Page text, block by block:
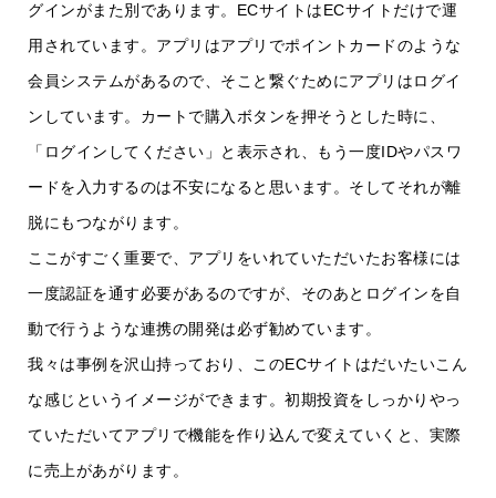
グインがまた別であります。ECサイトはECサイトだけで運
用されています。アプリはアプリでポイントカードのような
会員システムがあるので、そこと繋ぐためにアプリはログイ
ンしています。カートで購入ボタンを押そうとした時に、
「ログインしてください」と表示され、もう一度IDやパスワ
ードを入力するのは不安になると思います。そしてそれが離
脱にもつながります。
ここがすごく重要で、アプリをいれていただいたお客様には
一度認証を通す必要があるのですが、そのあとログインを自
動で行うような連携の開発は必ず勧めています。
我々は事例を沢山持っており、このECサイトはだいたいこん
な感じというイメージができます。初期投資をしっかりやっ
ていただいてアプリで機能を作り込んで変えていくと、実際
に売上があがります。